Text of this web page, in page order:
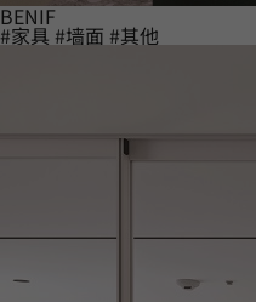
BENIF
#家具 #墙面 #其他